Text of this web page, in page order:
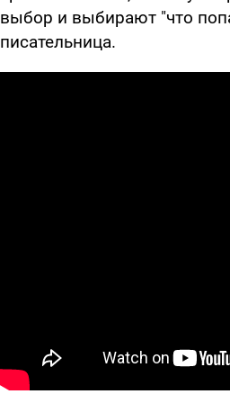
выбор и выбирают "что
писательница.